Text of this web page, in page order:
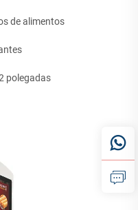
de alimentos
polegadas